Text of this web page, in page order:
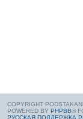
COPYRIGHT
POWERED BY PHPBB®
РУССКАЯ ПОДДЕРЖКА